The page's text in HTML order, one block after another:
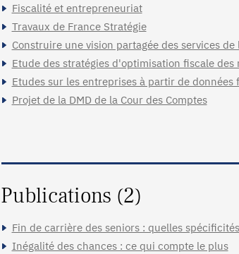
Fiscalité et entrepreneuriat
Travaux de France Stratégie
Construire une vision partagée des services
Etude des stratégies d'optimisation fiscale
Etudes sur les entreprises à partir de données
Projet de la DMD de la Cour des Comptes
Publications (2)
Fin de carrière des seniors : quelles
Inégalité des chances : ce qui compte le plus